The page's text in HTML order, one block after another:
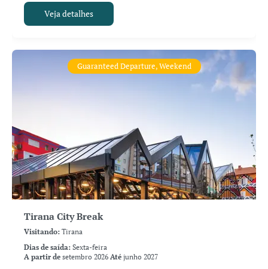
Veja detalhes
Guaranteed Departure, Weekend
Tirana City Break
Visitando: Tirana
Dias de saída: Sexta-feira
A partir de setembro 2026 Até junho 2027